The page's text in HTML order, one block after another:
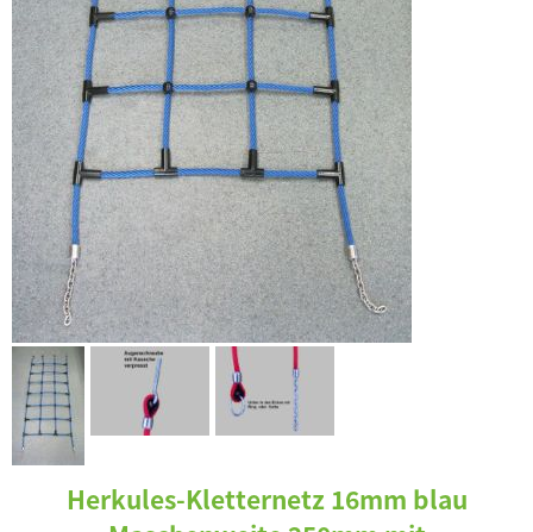
Herkules-Kletternetz 16mm blau